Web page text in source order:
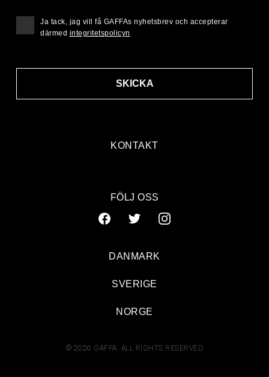
KONTAKT
SKICKA
Ja tack, jag vill få GAFFAs nyhetsbrev och accepterar
därmed integritetspolicyn
FÖLJ OSS
© 2026 GAFFA. ALL RIGHTS RESERVED
DANMARK
SVERIGE
NORGE